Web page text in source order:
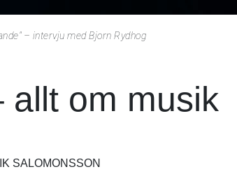
– intervju med Bjorn Rydhog
allt om musik
SALOMONSSON